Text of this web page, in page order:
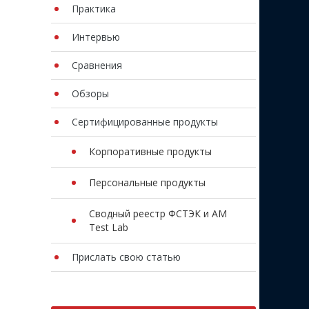
Практика
Интервью
Сравнения
Обзоры
Сертифицированные продукты
Корпоративные продукты
Персональные продукты
Сводный реестр ФСТЭК и AM
Test Lab
Прислать свою статью